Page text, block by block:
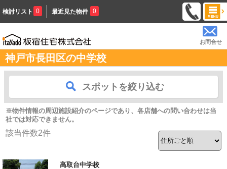
検討リスト 0 最近見た物件 0
お問合せ
神戸市長田区の中学校
スポットを絞り込む
※物件情報の周辺施設紹介のページであり、各店舗への問い合わせは当
社では対応できません。
該当件数2件
高取台中学校